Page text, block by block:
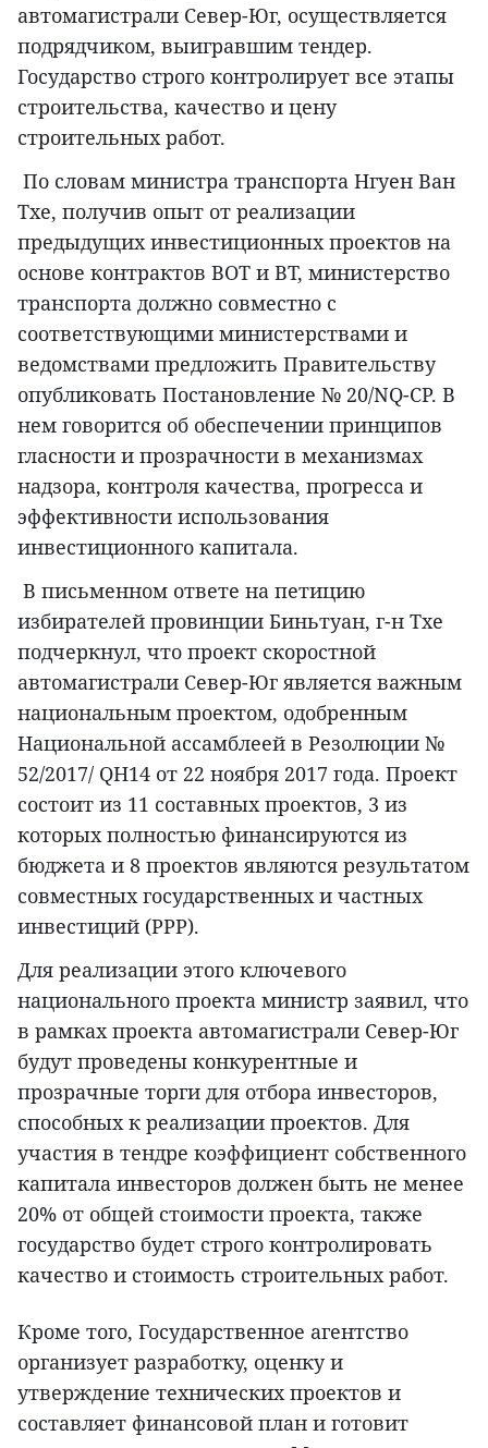
автомагистрали Север-Юг, осуществляется
подрядчиком, выигравшим тендер.
Государство строго контролирует все этапы
строительства, качество и цену
строительных работ.
По словам министра транспорта Нгуен Ван
Тхе, получив опыт от реализации
предыдущих инвестиционных проектов на
основе контрактов BOT и BT, министерство
транспорта должно совместно с
соответствующими министерствами и
ведомствами предложить Правительству
опубликовать Постановление № 20/NQ-CP. В
нем говорится об обеспечении принципов
гласности и прозрачности в механизмах
надзора, контроля качества, прогресса и
эффективности использования
инвестиционного капитала.
В письменном ответе на петицию
избирателей провинции Биньтуан, г-н Тхе
подчеркнул, что проект скоростной
автомагистрали Север-Юг является важным
национальным проектом, одобренным
Национальной ассамблеей в Резолюции №
52/2017/ QH14 от 22 ноября 2017 года. Проект
состоит из 11 составных проектов, 3 из
которых полностью финансируются из
бюджета и 8 проектов являются результатом
совместных государственных и частных
инвестиций (РРР).
Для реализации этого ключевого
национального проекта министр заявил, что
в рамках проекта автомагистрали Север-Юг
будут проведены конкурентные и
прозрачные торги для отбора инвесторов,
способных к реализации проектов. Для
участия в тендре коэффициент собственного
капитала инвесторов должен быть не менее
20% от общей стоимости проекта, также
государство будет строго контролировать
качество и стоимость строительных работ.
Кроме того, Государственное агентство
организует разработку, оценку и
утверждение технических проектов и
составляет финансовой план и готовит